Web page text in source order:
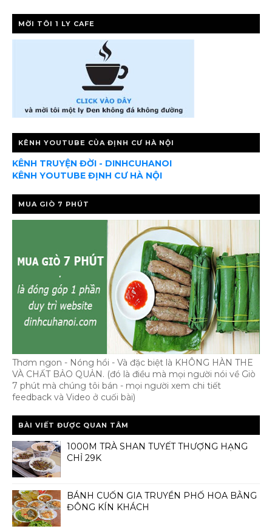
MỜI TÔI 1 LY CAFE
KÊNH YOUTUBE CỦA ĐỊNH CƯ HÀ NỘI
KÊNH TRUYỆN ĐỜI - DINHCUHANOI
KÊNH YOUTUBE ĐỊNH CƯ HÀ NỘI
MUA GIÒ 7 PHÚT
Thơm ngon - Nóng hổi - Và đặc biệt là KHÔNG HÀN THE
VÀ CHẤT BẢO QUẢN. (đó là điều mà mọi người nói về Giò
7 phút mà chúng tôi bán - mọi người xem chi tiết
feedback và Video ở cuối bài)
BÀI VIẾT ĐƯỢC QUAN TÂM
1000M TRÀ SHAN TUYẾT THƯỢNG HẠNG
CHỈ 29K
BÁNH CUỐN GIA TRUYỀN PHỐ HOA BẰNG
ĐÔNG KÍN KHÁCH